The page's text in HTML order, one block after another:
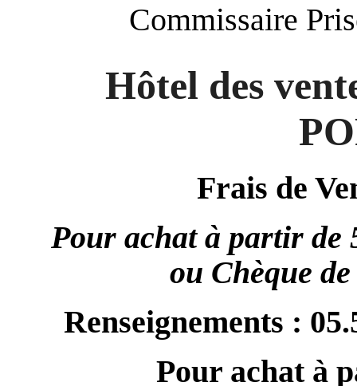
Commissaire
Hôtel des
Frais de
Pour achat à partir de
ou Chèque
Renseignements :
Pour achat à